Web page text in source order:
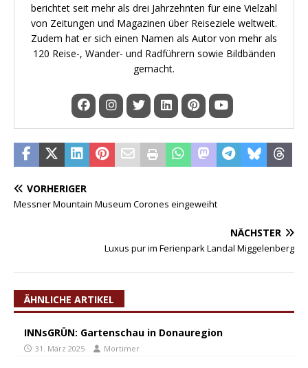
berichtet seit mehr als drei Jahrzehnten für eine Vielzahl
von Zeitungen und Magazinen über Reiseziele weltweit.
Zudem hat er sich einen Namen als Autor von mehr als
120 Reise-, Wander- und Radführern sowie Bildbänden
gemacht.
VORHERIGER
Messner Mountain Museum Corones eingeweiht
NÄCHSTER
Luxus pur im Ferienpark Landal Miggelenberg
ÄHNLICHE ARTIKEL
INNsGRÜN: Gartenschau in Donauregion
31. März 2025 Mortimer